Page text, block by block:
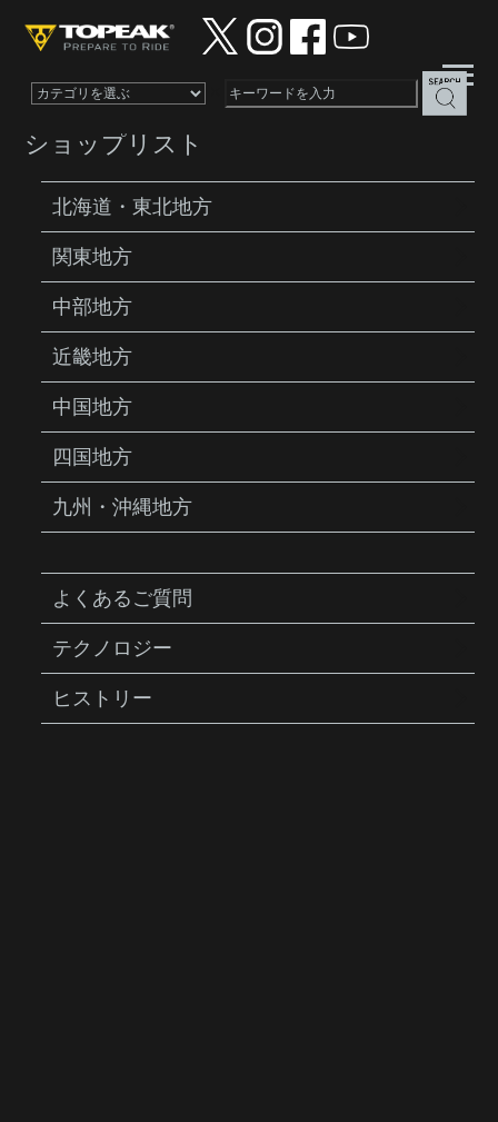
ショップリスト
北海道・東北地方
関東地方
中部地方
近畿地方
中国地方
四国地方
九州・沖縄地方
よくあるご質問
テクノロジー
ヒストリー
カテゴリー:レース
2026年7月22日
【出展情報】「グラベルクラシックやく
らい」に出展いたします！
グラベルクラシックやくらい に出展します！ 2026年8
月22日（土）、23日（日）、宮城県の陶芸の里スポー
ツ公園で開催される「グラベルクラシックやくらい」に
出展いたします。 【出展・見どころブランド】 T […]
2026年7月22日
【出展情報】「フリーライドゲームス」
に出展いたします！
フリーライドゲームス に出展します！ 2026年8月8日